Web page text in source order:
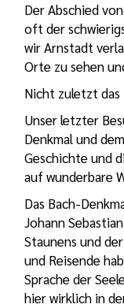
Der Abschied
oft der
wir Arnstadt
Orte zu sehen
Nicht zuletzt das
Unser letzter
Denkmal und
Geschichte und
auf wunderbare
Das Bach-
Johann
Staunens und
und Reisende
Sprache der
hier wirklich in